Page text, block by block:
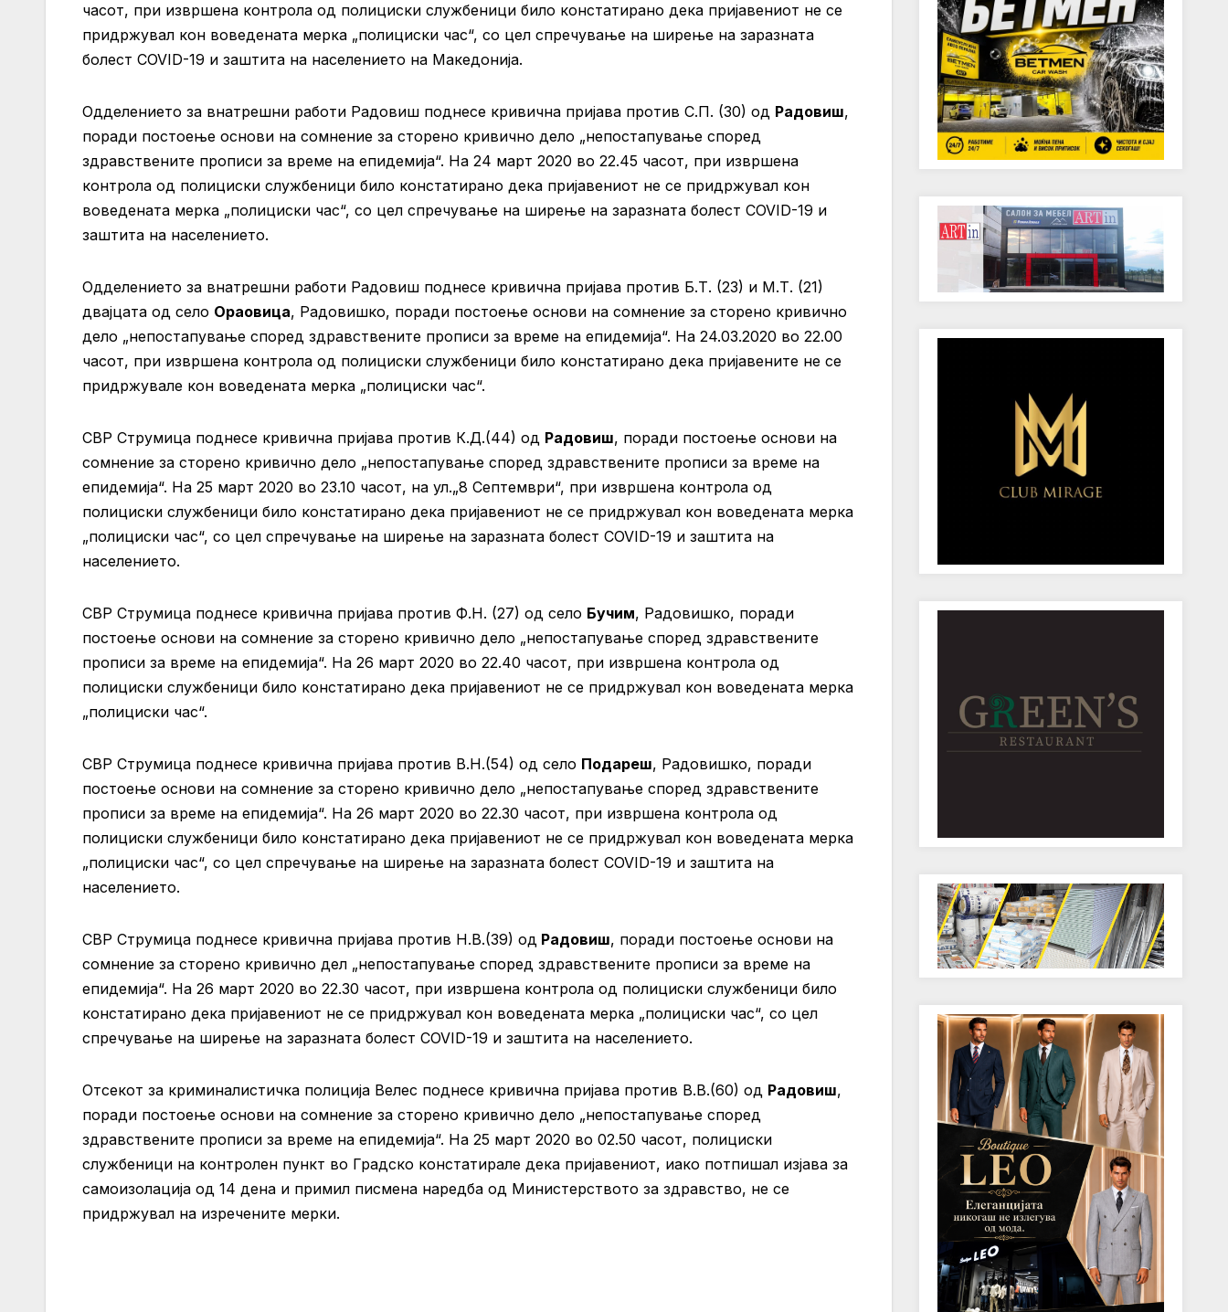
часот, при извршена контрола од полициски службеници било констатирано дека пријавениот не се
придржувал кон воведената мерка „полициски час“, со цел спречување на ширење на заразната
болест COVID-19 и заштита на населението на Македонија.
Одделението за внатрешни работи Радовиш поднесе кривична пријава против С.П. (30) од Радовиш,
поради постоење основи на сомнение за сторено кривично дело „непостапување според
здравствените прописи за време на епидемија“. На 24 март 2020 во 22.45 часот, при извршена
контрола од полициски службеници било констатирано дека пријавениот не се придржувал кон
воведената мерка „полициски час“, со цел спречување на ширење на заразната болест COVID-19 и
заштита на населението.
Одделението за внатрешни работи Радовиш поднесе кривична пријава против Б.Т. (23) и М.Т. (21)
двајцата од село Ораовица, Радовишко, поради постоење основи на сомнение за сторено кривично
дело „непостапување според здравствените прописи за време на епидемија“. На 24.03.2020 во 22.00
часот, при извршена контрола од полициски службеници било констатирано дека пријавените не се
придржувале кон воведената мерка „полициски час“.
СВР Струмица поднесе кривична пријава против К.Д.(44) од Радовиш, поради постоење основи на
сомнение за сторено кривично дело „непостапување според здравствените прописи за време на
епидемија“. На 25 март 2020 во 23.10 часот, на ул.„8 Септември“, при извршена контрола од
полициски службеници било констатирано дека пријавениот не се придржувал кон воведената мерка
„полициски час“, со цел спречување на ширење на заразната болест COVID-19 и заштита на
населението.
СВР Струмица поднесе кривична пријава против Ф.Н. (27) од село Бучим, Радовишко, поради
постоење основи на сомнение за сторено кривично дело „непостапување според здравствените
прописи за време на епидемија“. На 26 март 2020 во 22.40 часот, при извршена контрола од
полициски службеници било констатирано дека пријавениот не се придржувал кон воведената мерка
„полициски час“.
СВР Струмица поднесе кривична пријава против В.Н.(54) од село Подареш, Радовишко, поради
постоење основи на сомнение за сторено кривично дело „непостапување според здравствените
прописи за време на епидемија“. На 26 март 2020 во 22.30 часот, при извршена контрола од
полициски службеници било констатирано дека пријавениот не се придржувал кон воведената мерка
„полициски час“, со цел спречување на ширење на заразната болест COVID-19 и заштита на
населението.
СВР Струмица поднесе кривична пријава против Н.В.(39) од Радовиш, поради постоење основи на
сомнение за сторено кривично дел „непостапување според здравствените прописи за време на
епидемија“. На 26 март 2020 во 22.30 часот, при извршена контрола од полициски службеници било
констатирано дека пријавениот не се придржувал кон воведената мерка „полициски час“, со цел
спречување на ширење на заразната болест COVID-19 и заштита на населението.
Отсекот за криминалистичка полиција Велес поднесе кривична пријава против В.В.(60) од Радовиш,
поради постоење основи на сомнение за сторено кривично дело „непостапување според
здравствените прописи за време на епидемија“. На 25 март 2020 во 02.50 часот, полициски
службеници на контролен пункт во Градско констатирале дека пријавениот, иако потпишал изјава за
самоизолација од 14 дена и примил писмена наредба од Министерството за здравство, не се
придржувал на изречените мерки.